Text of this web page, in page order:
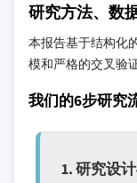
研究方法、数
本报告基于结构化
模和严格的交叉验
我们的6步研究
1. 研究设